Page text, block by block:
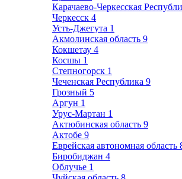
Карачаево-Черкесская
Черкесск 4
Усть-Джегута 1
Акмолинская область 9
Кокшетау 4
Косшы 1
Степногорск 1
Чеченская Республика 9
Грозный 5
Аргун 1
Урус-Мартан 1
Актюбинская область 9
Актобе 9
Еврейская автономная область
Биробиджан 4
Облучье 1